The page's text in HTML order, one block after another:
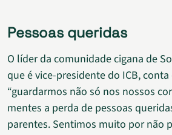
Pessoas queridas
O líder da comunidade cigana de
que é vice-presidente do ICB,
“guardarmos não só nos nossos
mentes a perda de pessoas
parentes. Sentimos muito por não